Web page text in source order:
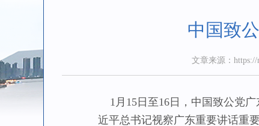
中国致
文章来源：https://
1月15日至16日，中国致公党广
近平总书记视察广东重要讲话重